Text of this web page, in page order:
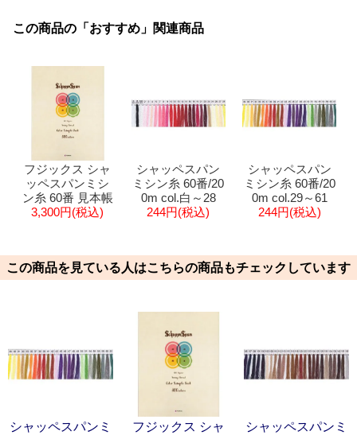
この商品の「おすすめ」関連商品
フジックス シャ
ッペスパンミシ
ン糸 60番 見本帳
3,300円(税込)
シャッペスパン
ミシン糸 60番/20
0m col.白～28
244円(税込)
シャッペスパン
ミシン糸 60番/20
0m col.29～61
244円(税込)
この商品を見ている人はこちらの商品もチェックしています
シャッペスパンミ
フジックス シャ
シャッペスパンミ